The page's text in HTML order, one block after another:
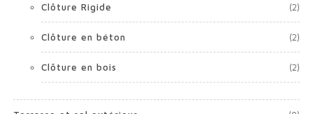
Clôture Rigide (2)
Clôture en béton (2)
Clôture en bois (2)